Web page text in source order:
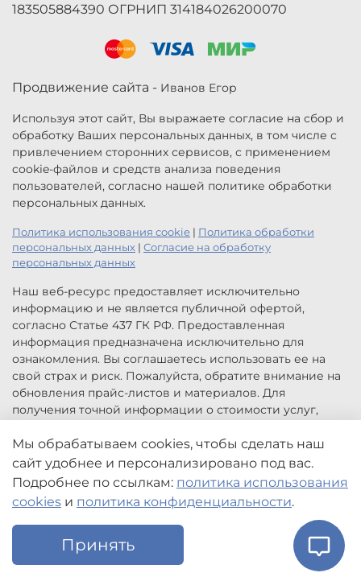
183505884390 ОГРНИП 314184026200070
Продвижение сайта - Иванов Егор
Используя этот сайт, Вы выражаете согласие на сбор и
обработку Ваших персональных данных, в том числе с
привлечением сторонних сервисов, с применением
cookie-файлов и средств анализа поведения
пользователей, согласно нашей политике обработки
персональных данных.
Политика использования cookie | Политика обработки
персональных данных | Согласие на обработку
персональных данных
Наш веб-ресурс предоставляет исключительно
информацию и не является публичной офертой,
согласно Статье 437 ГК РФ. Предоставленная
информация предназначена исключительно для
ознакомления. Вы соглашаетесь использовать ее на
свой страх и риск. Пожалуйста, обратите внимание на
обновления прайс-листов и материалов. Для
получения точной информации о стоимости услуг,
заказа услуг заполните форму обратной связи.
Цены, указанные на сайте приведены как справочная
информация и не являются публичной офертой. Могут
быть изменены в любое время без предупреждения.
Главная Поиск Корзина Профиль
Мы обрабатываем cookies, чтобы сделать наш
сайт удобнее и персонализировано под вас.
Подробнее по ссылкам: политика использования
cookies и политика конфиденциальности.
Принять